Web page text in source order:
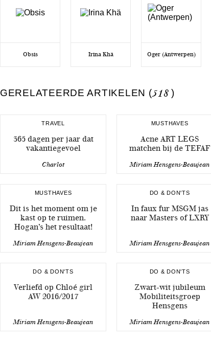
Obsis Irina Khä Oger (Antwerpen)
GERELATEERDE ARTIKELEN (518 )
TRAVEL
365 dagen per jaar dat
vakantiegevoel
Charlot
MUSTHAVES
Acne ART LEGS
matchen bij de TEFAF
Miriam Hensgens-Beaujean
MUSTHAVES
Dit is het moment om je
kast op te ruimen.
Hogan’s het resultaat!
Miriam Hensgens-Beaujean
DO & DON'TS
In faux fur MSGM jas
naar Masters of LXRY
Miriam Hensgens-Beaujean
DO & DON'TS
Verliefd op Chloé girl
AW 2016/2017
Miriam Hensgens-Beaujean
DO & DON'TS
Zwart-wit jubileum
Mobiliteitsgroep
Hensgens
Miriam Hensgens-Beaujean